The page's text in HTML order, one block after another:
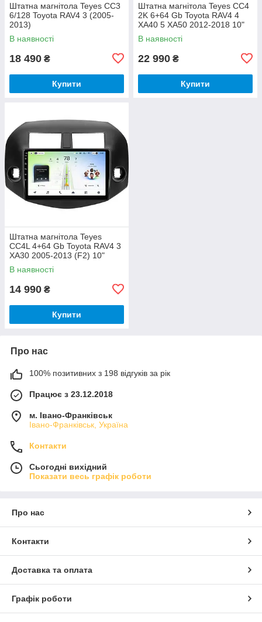
Штатна магнітола Teyes CC3
6/128 Toyota RAV4 3 (2005-
2013)
В наявності
18 490 ₴
Купити
Штатна магнітола Teyes CC4
2K 6+64 Gb Toyota RAV4 4
XA40 5 XA50 2012-2018 10"
В наявності
22 990 ₴
Купити
Штатна магнітола Teyes
CC4L 4+64 Gb Toyota RAV4 3
XA30 2005-2013 (F2) 10"
В наявності
14 990 ₴
Купити
Про нас
100% позитивних з 198 відгуків за рік
Працює з 23.12.2018
м. Івано-Франківськ
Івано-Франківськ, Україна
Контакти
Сьогодні вихідний
Показати весь графік роботи
Про нас
Контакти
Доставка та оплата
Графік роботи